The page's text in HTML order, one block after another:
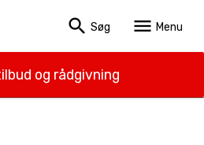
search Søg menu Menu
og rådgivning